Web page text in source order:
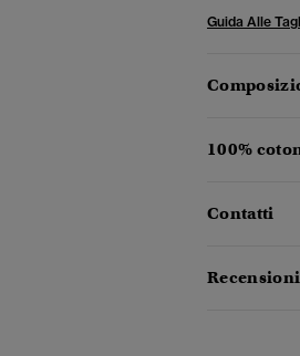
Guida Alle
100%
Contatti